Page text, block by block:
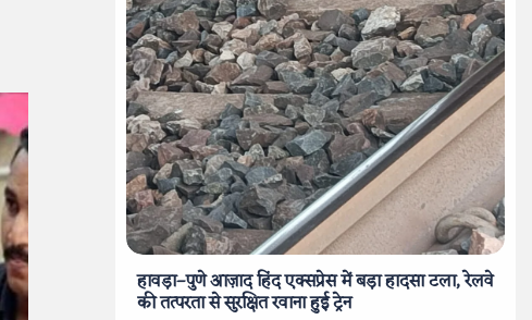
हावड़ा–पुणे आज़ाद हिंद एक्सप्रेस में बड़ा हादसा टला, रेलवे
की तत्परता से सुरक्षित रवाना हुई ट्रेन